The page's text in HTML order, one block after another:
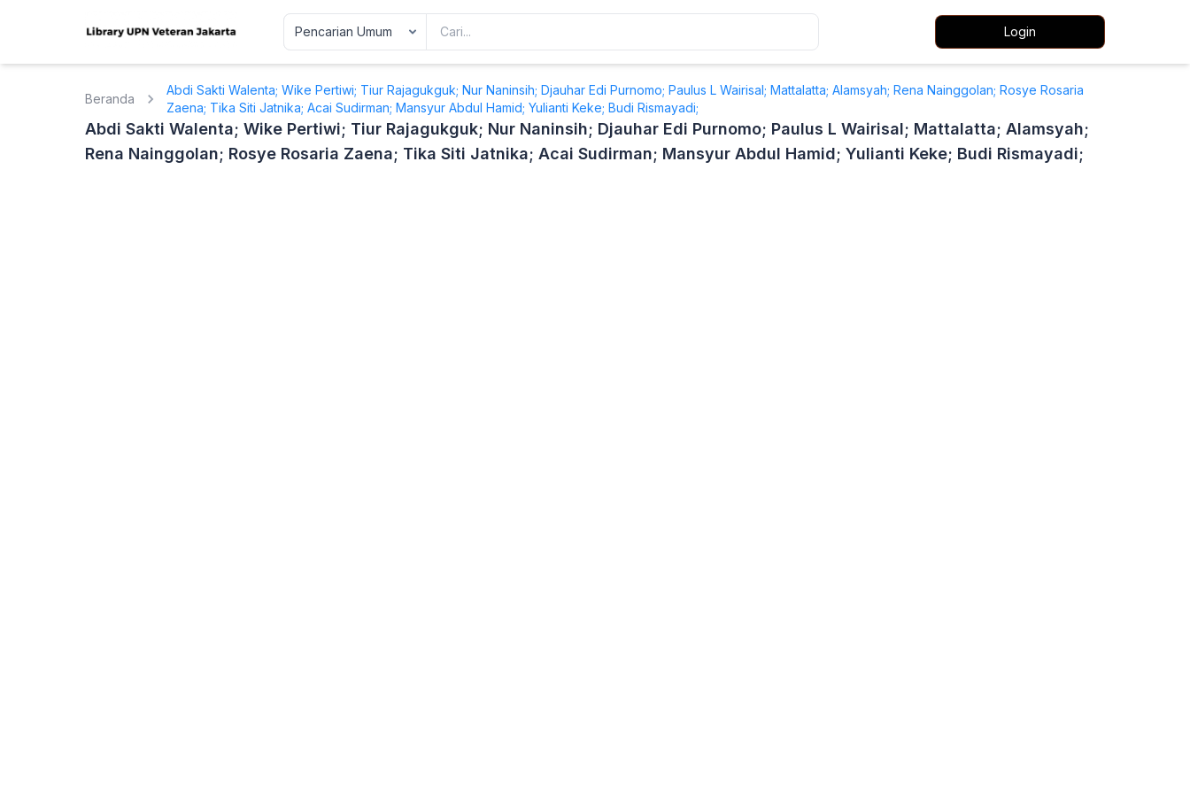
Login
Beranda
Abdi Sakti Walenta; Wike Pertiwi; Tiur Rajagukguk; Nur Naninsih; Djauhar Edi Purnomo; Paulus L Wairisal; Mattalatta; Alamsyah; Rena Nainggolan; Rosye Rosaria
Zaena; Tika Siti Jatnika; Acai Sudirman; Mansyur Abdul Hamid; Yulianti Keke; Budi Rismayadi;
Abdi Sakti Walenta; Wike Pertiwi; Tiur Rajagukguk; Nur Naninsih; Djauhar Edi Purnomo; Paulus L Wairisal; Mattalatta; Alamsyah;
Rena Nainggolan; Rosye Rosaria Zaena; Tika Siti Jatnika; Acai Sudirman; Mansyur Abdul Hamid; Yulianti Keke; Budi Rismayadi;